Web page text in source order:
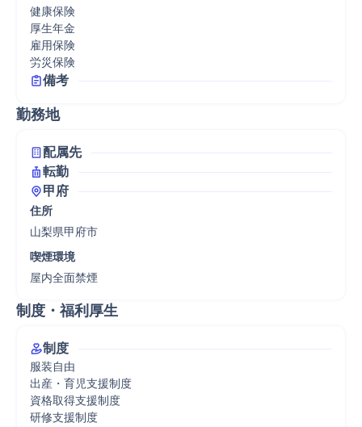
健康保険
厚生年金
雇用保険
労災保険
備考
勤務地
配属先
転勤
甲府
住所
山梨県甲府市
喫煙環境
屋内全面禁煙
制度・福利厚生
制度
服装自由
出産・育児支援制度
資格取得支援制度
研修支援制度